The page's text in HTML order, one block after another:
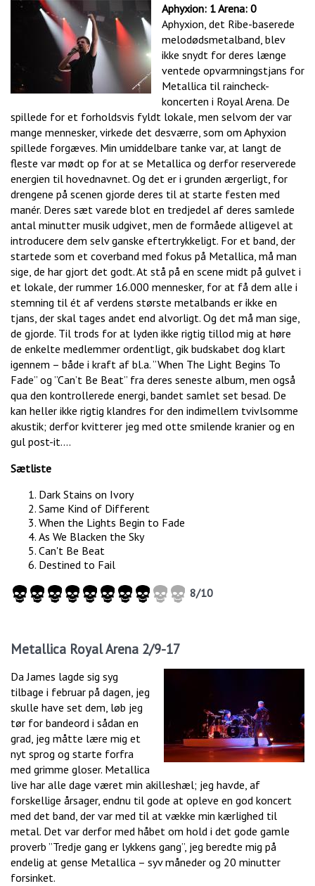
Aphyxion: 1 Arena: 0
Aphyxion, det Ribe-baserede
melodødsmetalband, blev
ikke snydt for deres længe
ventede opvarmningstjans for
Metallica til raincheck-
koncerten i Royal Arena. De
spillede for et forholdsvis fyldt lokale, men selvom der var
mange mennesker, virkede det desværre, som om Aphyxion
spillede forgæves. Min umiddelbare tanke var, at langt de
fleste var mødt op for at se Metallica og derfor reserverede
energien til hovednavnet. Og det er i grunden ærgerligt, for
drengene på scenen gjorde deres til at starte festen med
manér. Deres sæt varede blot en tredjedel af deres samlede
antal minutter musik udgivet, men de formåede alligevel at
introducere dem selv ganske eftertrykkeligt. For et band, der
startede som et coverband med fokus på Metallica, må man
sige, de har gjort det godt. At stå på en scene midt på gulvet i
et lokale, der rummer 16.000 mennesker, for at få dem alle i
stemning til ét af verdens største metalbands er ikke en
tjans, der skal tages andet end alvorligt. Og det må man sige,
de gjorde. Til trods for at lyden ikke rigtig tillod mig at høre
de enkelte medlemmer ordentligt, gik budskabet dog klart
igennem – både i kraft af bl.a. ”When The Light Begins To
Fade” og ”Can’t Be Beat” fra deres seneste album, men også
qua den kontrollerede energi, bandet samlet set besad. De
kan heller ikke rigtig klandres for den indimellem tvivlsomme
akustik; derfor kvitterer jeg med otte smilende kranier og en
gul post-it....
Sætliste
Dark Stains on Ivory
Same Kind of Different
When the Lights Begin to Fade
As We Blacken the Sky
Can't Be Beat
Destined to Fail
8/10
Metallica Royal Arena 2/9-17
Da James lagde sig syg
tilbage i februar på dagen, jeg
skulle have set dem, løb jeg
tør for bandeord i sådan en
grad, jeg måtte lære mig et
nyt sprog og starte forfra
med grimme gloser. Metallica
live har alle dage været min akilleshæl; jeg havde, af
forskellige årsager, endnu til gode at opleve en god koncert
med det band, der var med til at vække min kærlighed til
metal. Det var derfor med håbet om hold i det gode gamle
proverb ”Tredje gang er lykkens gang”, jeg beredte mig på
endelig at gense Metallica – syv måneder og 20 minutter
forsinket.